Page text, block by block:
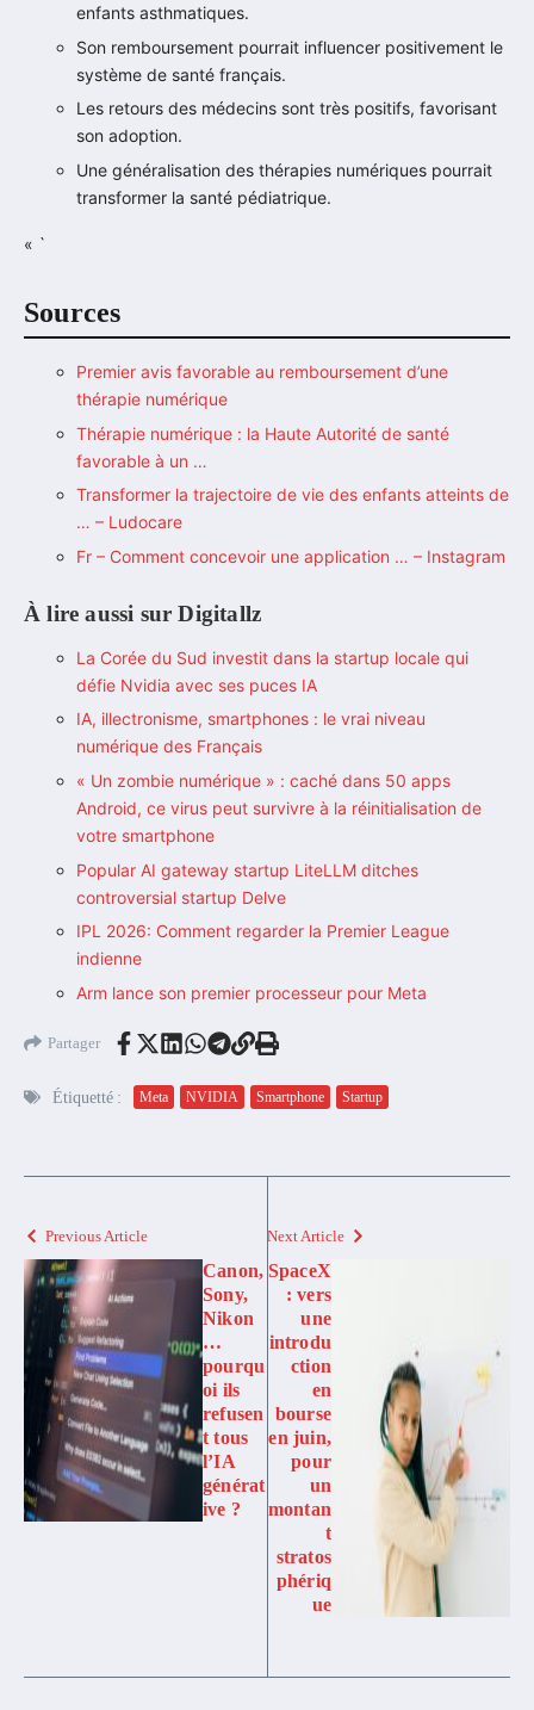
enfants asthmatiques.
Son remboursement pourrait influencer positivement le
système de santé français.
Les retours des médecins sont très positifs, favorisant
son adoption.
Une généralisation des thérapies numériques pourrait
transformer la santé pédiatrique.
« `
Sources
Premier avis favorable au remboursement d’une
thérapie numérique
Thérapie numérique : la Haute Autorité de santé
favorable à un …
Transformer la trajectoire de vie des enfants atteints de
… – Ludocare
Fr – Comment concevoir une application … – Instagram
À lire aussi sur Digitallz
La Corée du Sud investit dans la startup locale qui
défie Nvidia avec ses puces IA
IA, illectronisme, smartphones : le vrai niveau
numérique des Français
« Un zombie numérique » : caché dans 50 apps
Android, ce virus peut survivre à la réinitialisation de
votre smartphone
Popular AI gateway startup LiteLLM ditches
controversial startup Delve
IPL 2026: Comment regarder la Premier League
indienne
Arm lance son premier processeur pour Meta
Partager
Étiquetté : Meta NVIDIA Smartphone Startup
Previous Article
Canon,
Sony,
Nikon
…
pourqu
oi ils
refusen
t tous
l’IA
générat
ive ?
Next Article
SpaceX
: vers
une
introdu
ction
en
bourse
en juin,
pour
un
montan
t
stratos
phériq
ue